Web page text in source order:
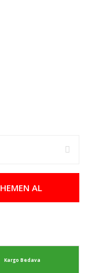
HEMEN AL
Kargo Bedava